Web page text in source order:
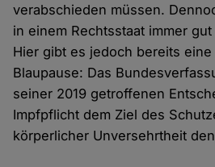
verabschieden müssen.
in einem Rechtsstaat immer
Hier gibt es jedoch bereits
Blaupause: Das
seiner 2019 getroffenen
Impfpflicht dem Ziel des
körperlicher Unversehrtheit